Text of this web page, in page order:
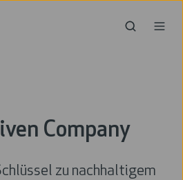
Company
zu nachhaltigem